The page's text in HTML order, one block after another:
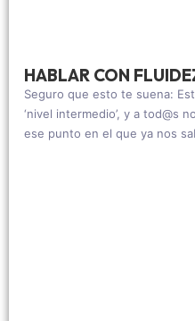
HABLAR CON
Seguro que esto te suena:
‘nivel intermedio’, y a tod@s
ese punto en el que ya nos